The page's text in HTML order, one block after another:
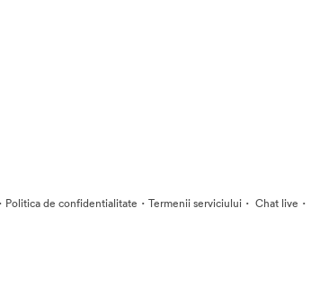
· Politica de confidentialitate · Termenii serviciului · Chat live ·